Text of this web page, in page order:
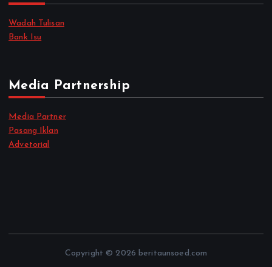
Wadah Tulisan
Bank Isu
Media Partnership
Media Partner
Pasang Iklan
Advetorial
Copyright © 2026 beritaunsoed.com